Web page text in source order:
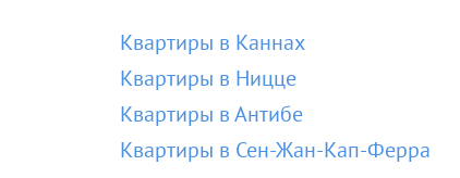
Квартиры в Каннах
Квартиры в Ницце
Квартиры в Антибе
Квартиры в Сен-Жан-Кап-Ферра